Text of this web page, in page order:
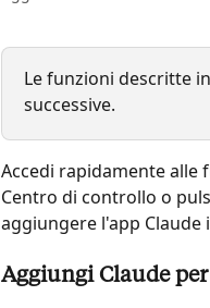
Le funzioni descritte
successive.
Accedi rapidamente alle
Centro di controllo o
aggiungere l'app Claude
Aggiungi Claude